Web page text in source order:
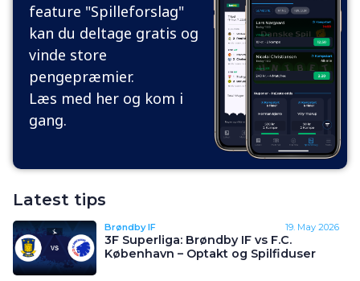
feature "Spilleforslag"
kan du deltage gratis og
vinde store
pengepræmier.
Læs med her og kom i
gang.
Latest tips
Brøndby IF 19. May 2026
3F Superliga: Brøndby IF vs F.C.
København – Optakt og Spilfiduser